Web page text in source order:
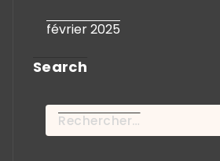
février 2025
Search
Rechercher :